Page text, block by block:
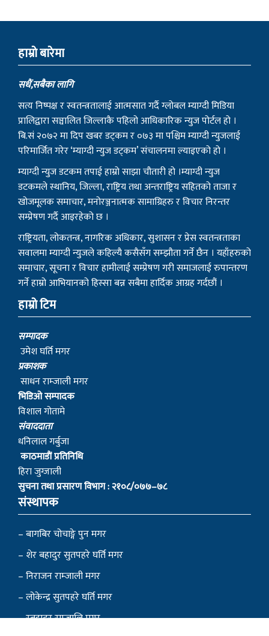
हाम्राे बारेमा
सधैं,सबैका लागि
सत्य निष्पक्ष र स्वतन्त्रतालाई आत्मसात गर्दै ग्लोबल म्याग्दी मिडिया
प्रालिद्वारा सञ्चालित जिल्लाकै पहिलो आधिकारिक न्युज पोर्टल हो ।
बि.सं २०७२ मा दिप खबर डट्कम र ०७३ मा पश्चिम म्याग्दी न्युजलाई
परिमार्जित गरेर ‘म्याग्दी न्युज डट्कम’ संचालनमा ल्याइएको हो ।
म्याग्दी न्युज डटकम तपाई हाम्रो साझा चौतारी हो ।म्याग्दी न्युज
डटकमले स्थानिय, जिल्ला, राष्ट्रिय तथा अन्तराष्ट्रिय सहितको ताजा र
खोजमूलक समाचार, मनोरञ्जनात्मक सामाग्रिहरु र विचार निरन्तर
सम्प्रेषण गर्दै आइरहेको छ ।
राष्ट्रियता, लोकतन्त्र, नागरिक अधिकार, सुशासन र प्रेस स्वतन्त्रताका
सवालमा म्याग्दी न्युजले कहिल्यै कसैसँग सम्झौता गर्ने छैन । यहाँहरुको
समाचार, सूचना र विचार हामीलाई सम्प्रेषण गरी समाजलाई रुपान्तरण
गर्ने हाम्रो आभियानको हिस्सा बन्न सबैमा हार्दिक आग्रह गर्दछौं ।
हाम्रो टिम
सम्पादक
उमेश घर्ति मगर
प्रकाशक
साधन राम्जाली मगर
भिडिओ सम्पादक
विशाल गोतामे
स‌ंवाददाता
धनिलाल गर्बुजा
काठमाडाैं प्रतिनिधि
हिरा जुग्जाली
सुचना तथा प्रसारण विभाग : २१०८/०७७–७८
संस्थापक
– बागबिर चोचाङ्गे पुन मगर
– शेर बहादुर सुतपहरे घर्ति मगर
– निराजन राम्जाली मगर
– लोकेन्द्र सुतपहरे घर्ति मगर
– रबहादुर राम्जालि मगर